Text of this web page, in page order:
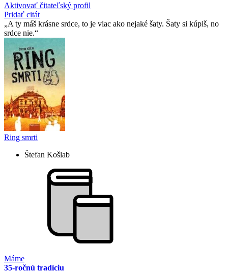
Aktivovať čitateľský profil
Pridať citát
A ty máš krásne srdce, to je viac ako nejaké šaty. Šaty si kúpiš, no
srdce nie.
Ring smrti
Štefan Košlab
Máme
35-ročnú tradíciu